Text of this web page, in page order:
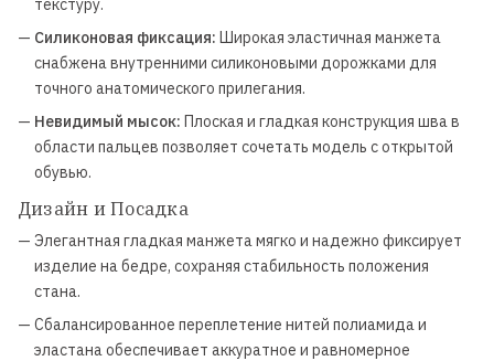
текстуру.
— Силиконовая фиксация: Широкая эластичная манжета
снабжена внутренними силиконовыми дорожками для
точного анатомического прилегания.
— Невидимый мысок: Плоская и гладкая конструкция шва в
области пальцев позволяет сочетать модель с открытой
обувью.
Дизайн и Посадка
— Элегантная гладкая манжета мягко и надежно фиксирует
изделие на бедре, сохраняя стабильность положения
стана.
— Сбалансированное переплетение нитей полиамида и
эластана обеспечивает аккуратное и равномерное